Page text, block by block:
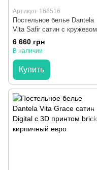
Артикул: 168516
Постельное белье Dantela
Vita Safir сатин с кружевом
bej бежевый евро
6 660 грн
В наличии
Купить